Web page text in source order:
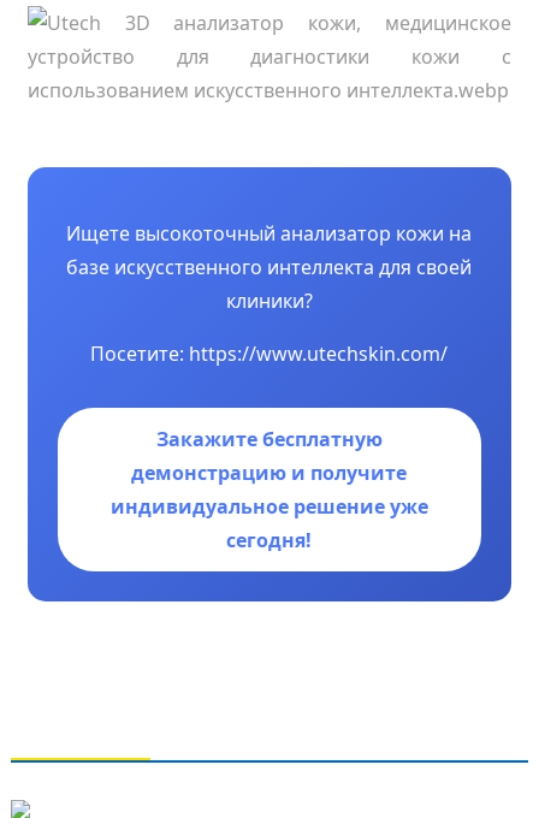
Ищете высокоточный анализатор кожи на
базе искусственного интеллекта для своей
клиники?
Посетите: https://www.utechskin.com/
Закажите бесплатную
демонстрацию и получите
индивидуальное решение уже
сегодня!